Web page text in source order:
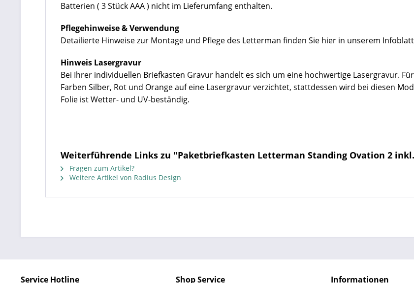
Batterien ( 3 Stück AAA ) nicht im Lieferumfang enthalten.
Pflegehinweise & Verwendung
Detailierte Hinweise zur Montage und Pflege des Letterman finden Sie hier in unserem Infoblatt
Hinweis Lasergravur
Bei Ihrer individuellen Briefkasten Gravur handelt es sich um eine hochwertige Lasergravur.
Farben Silber, Rot und Orange auf eine Lasergravur verzichtet, stattdessen wird bei diesen
Folie ist Wetter- und UV-beständig.
Weiterführende Links zu "Paketbriefkasten Letterman Standing Ovation 2
Fragen zum Artikel?
Weitere Artikel von Radius Design
Service Hotline Shop Service Informationen